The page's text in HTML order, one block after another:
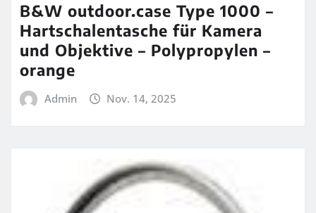
B&W outdoor.case Type 1000 –
Hartschalentasche für Kamera
und Objektive – Polypropylen –
orange
Admin Nov. 14, 2025